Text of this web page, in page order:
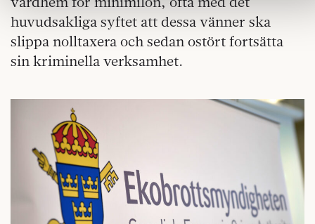
Om du vill läsa mer om hur vi hanterar personuppgifter kan
göra det
här
huvudsakliga syftet att dessa vänner ska
slippa nolltaxera och sedan ostört fortsätta
sin kriminella verksamhet.